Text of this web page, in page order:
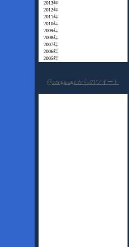
2013年
2012年
2011年
2010年
2009年
2008年
2007年
2006年
2005年
@restgarage からのツイート